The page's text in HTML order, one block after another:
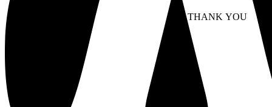
NO THANK YOU
WITHDRAW